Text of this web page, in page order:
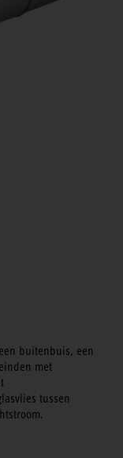
buitenbuis, een
met
tussen